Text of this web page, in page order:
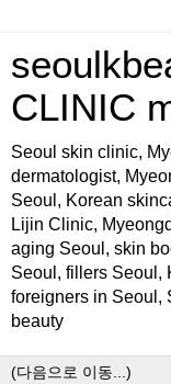
CLINIC
Seoul skin clinic,
dermatologist,
Seoul, Korean
Lijin Clinic,
aging Seoul, skin
Seoul, fillers Seoul,
foreigners in Seoul,
beauty